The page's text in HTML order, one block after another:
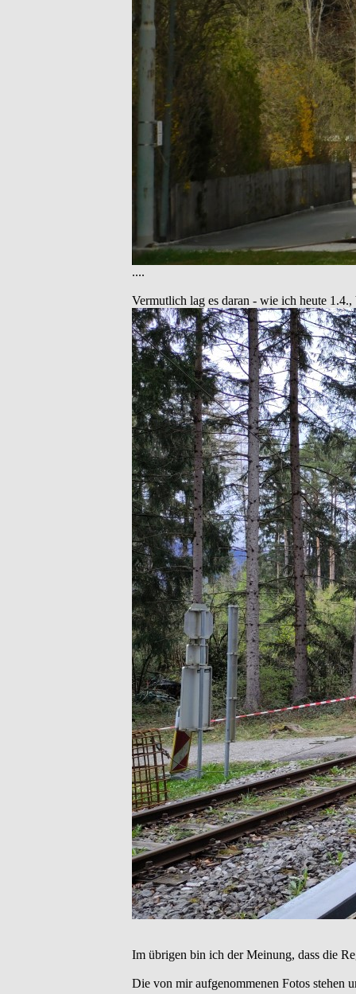
....
Vermutlich lag es daran - wie ich heute 1.4.,
Im übrigen bin ich der Meinung, dass die
Die von mir aufgenommenen Fotos stehen